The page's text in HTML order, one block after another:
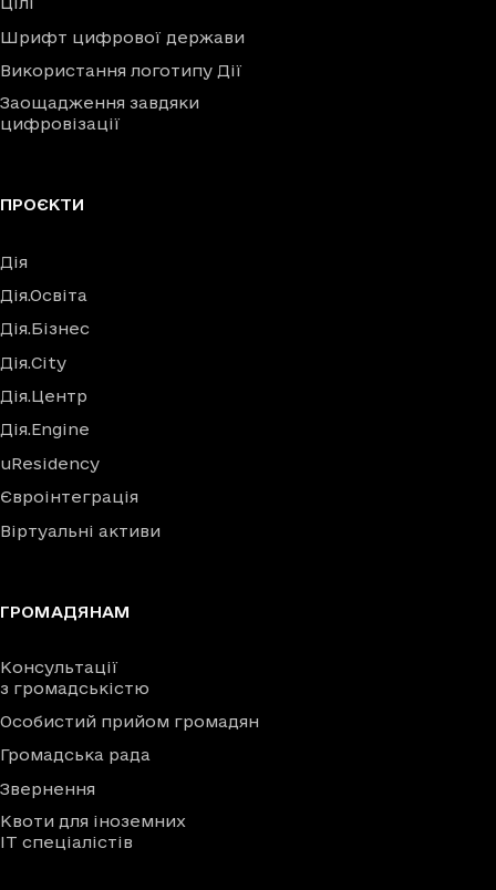
Шрифт цифрової держави
Використання логотипу Дії
Заощадження завдяки
цифровізації
ПРОЄКТИ
Дія
Дія.Освіта
Дія.Бізнес
Дія.City
Дія.Центр
Дія.Engine
uResidency
Євроінтеграція
Віртуальні активи
ГРОМАДЯНАМ
Консультації
з громадськістю
Особистий прийом громадян
Громадська рада
Звернення
Квоти для іноземних
IT спеціалістів